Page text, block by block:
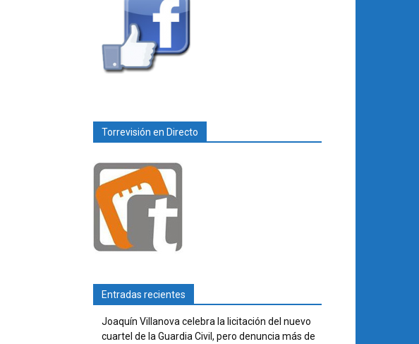
Torrevisión en Directo
Entradas recientes
Joaquín Villanova celebra la licitación del nuevo
cuartel de la Guardia Civil, pero denuncia más de